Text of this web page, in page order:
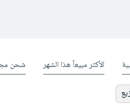
الأكثر مبيعاً هذا الشهر شحن